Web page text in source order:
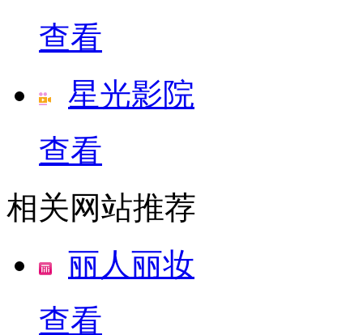
查看
星光影院
查看
相关网站推荐
丽人丽妆
查看